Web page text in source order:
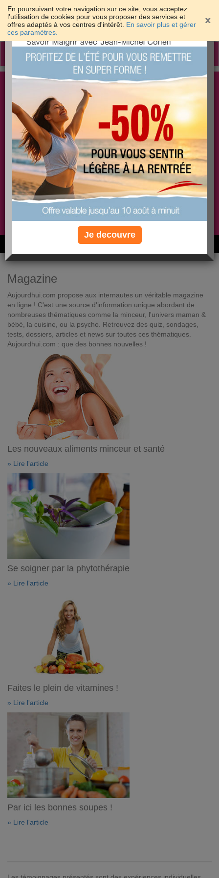
En poursuivant votre navigation sur ce site, vous acceptez
l'utilisation de cookies pour vous proposer des services et
offres adaptés à vos centres d'intérêt. En savoir plus et gérer
ces paramètres.
Toggle
Les meilleures solutions pour maigrir et être bien
dans sa peau
PLUS
EFFICACE
PLUS
SANTÉ
PLUS
COACHING
Non, je préfère le régime gratuit
6M de personnes ont maigri et réappris à manger avec nous
Magazine
Aujourdhui.com propose aux internautes un véritable magazine
en ligne ! C'est une source d'information unique abordant de
nombreuses thématiques comme la minceur, l'univers maman &
bébé, la cuisine, ou la psycho. Retrouvez des quiz, sondages,
tests, dossiers, articles et news sur toutes ces thématiques.
Aujourdhui.com : que des bonnes nouvelles !
Les nouveaux aliments minceur et santé
» Lire l'article
Se soigner par la phytothérapie
» Lire l'article
Faites le plein de vitamines !
» Lire l'article
Par ici les bonnes soupes !
» Lire l'article
×
Je decouvre